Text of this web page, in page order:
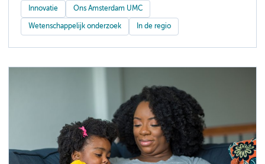
Innovatie Ons Amsterdam UMC
Wetenschappelijk onderzoek In de regio